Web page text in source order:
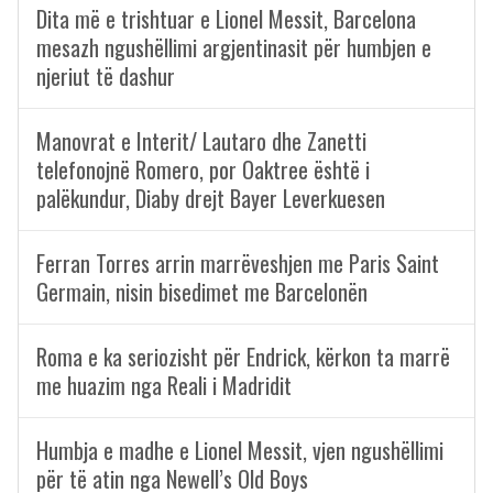
Dita më e trishtuar e Lionel Messit, Barcelona
mesazh ngushëllimi argjentinasit për humbjen e
njeriut të dashur
Manovrat e Interit/ Lautaro dhe Zanetti
telefonojnë Romero, por Oaktree është i
palëkundur, Diaby drejt Bayer Leverkuesen
Ferran Torres arrin marrëveshjen me Paris Saint
Germain, nisin bisedimet me Barcelonën
Roma e ka seriozisht për Endrick, kërkon ta marrë
me huazim nga Reali i Madridit
Humbja e madhe e Lionel Messit, vjen ngushëllimi
për të atin nga Newell’s Old Boys